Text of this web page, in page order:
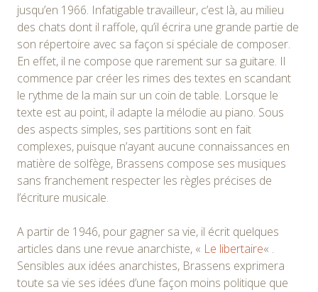
jusqu’en 1966. Infatigable travailleur, c’est là, au milieu
des chats dont il raffole, qu’il écrira une grande partie de
son répertoire avec sa façon si spéciale de composer.
En effet, il ne compose que rarement sur sa guitare. Il
commence par créer les rimes des textes en scandant
le rythme de la main sur un coin de table. Lorsque le
texte est au point, il adapte la mélodie au piano. Sous
des aspects simples, ses partitions sont en fait
complexes, puisque n’ayant aucune connaissances en
matière de solfège, Brassens compose ses musiques
sans franchement respecter les règles précises de
l’écriture musicale.
A partir de 1946, pour gagner sa vie, il écrit quelques
articles dans une revue anarchiste, « Le libertaire« .
Sensibles aux idées anarchistes, Brassens exprimera
toute sa vie ses idées d’une façon moins politique que